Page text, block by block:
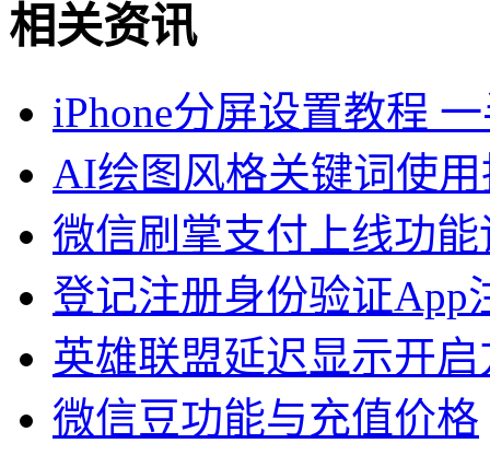
相关资讯
iPhone分屏设置教程
AI绘图风格关键词使
微信刷掌支付上线功能
登记注册身份验证App
英雄联盟延迟显示开
微信豆功能与充值价格